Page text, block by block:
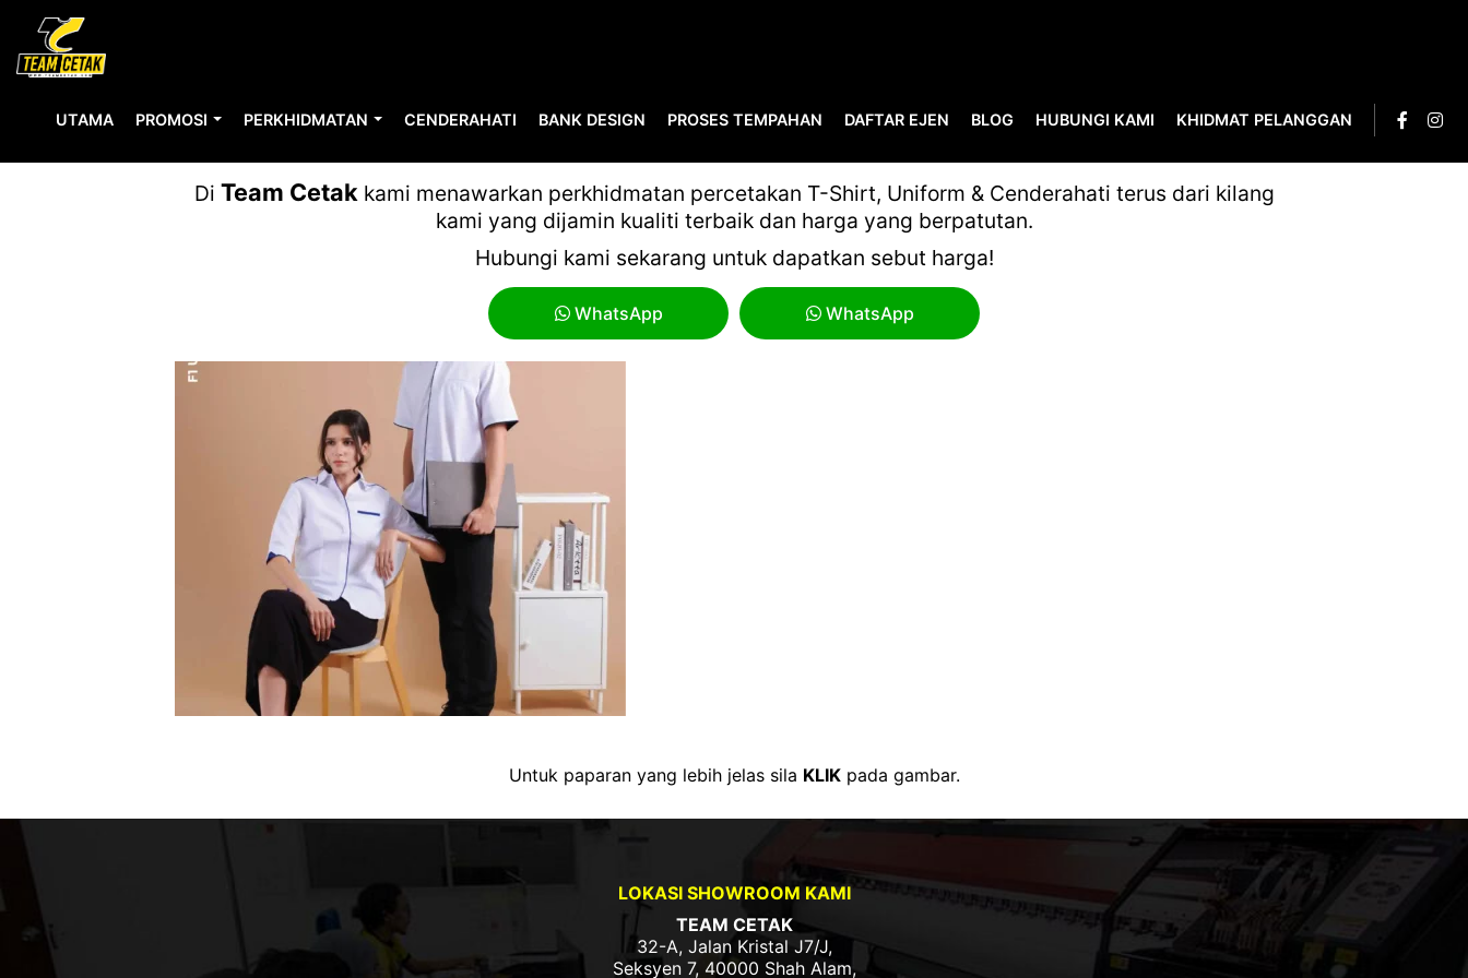
UTAMA PROMOSI PERKHIDMATAN CENDERAHATI BANK DESIGN PROSES TEMPAHAN DAFTAR EJEN BLOG HUBUNGI KAMI KHIDMAT PELANGGAN
Di Team Cetakkami menawarkan perkhidmatan percetakan T-Shirt, Uniform & Cenderahati terus dari kilang
kami yang dijamin kualiti terbaik dan harga yang berpatutan.
Hubungi kami sekarang untuk dapatkan sebut harga!
WhatsApp WhatsApp
Untuk paparan yang lebih jelas sila KLIKpada gambar.
LOKASI SHOWROOM KAMI
TEAM CETAK
32-A, Jalan Kristal J7/J,
Seksyen 7, 40000 Shah Alam,